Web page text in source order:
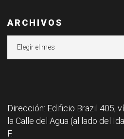
ARCHIVOS
Dirección: Edificio Brazil 405,
la Calle del Agua (al lado del
F.